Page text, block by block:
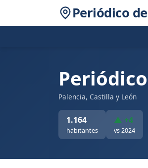
Periódico
Palencia, Castilla y León
1.164
habitantes
▲ +4
vs 2024